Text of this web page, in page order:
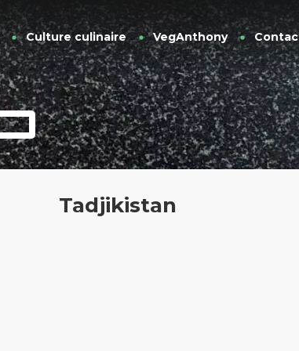
Culture culinaire VegAnthony
Tadjikistan